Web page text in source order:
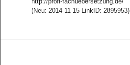
(Neu: 2014-11-15 LinkID: 2895953)